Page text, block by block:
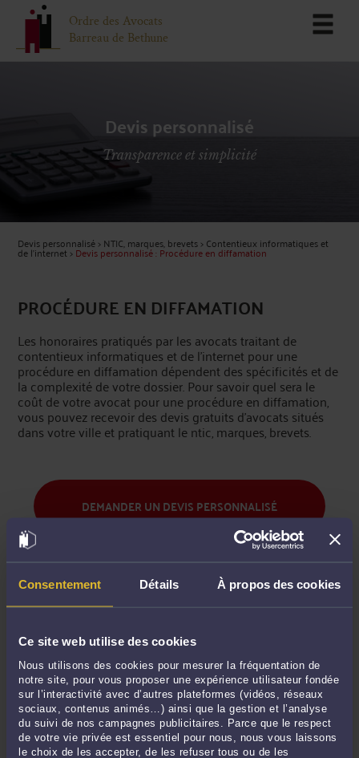
Consentement Détails À propos des cookies
Ce site web utilise des cookies
Nous utilisons des cookies pour mesurer la fréquentation de
notre site, pour vous proposer une expérience utilisateur fondée
sur l’interactivité avec d’autres plateformes (vidéos, réseaux
sociaux, contenus animés…) ainsi que la gestion et l’analyse
du suivi de nos campagnes publicitaires. Parce que le respect
de votre vie privée est essentiel pour nous, nous vous laissons
le choix de les accepter, de les refuser tous ou de les
Ordre des Avocats
Barreau de Bethune
Devis personnalisé
Transparence et simplicité
Devis personnalisé>NTIC, marques, brevets>Contentieux informatiques et
de l'internet>Devis personnalisé : Procédure en diffamation
PROCÉDURE EN DIFFAMATION
Les honoraires pratiqués par les avocats traitant de
contentieux informatiques et de l'internet pour une
procédure en diffamation dépendent des spécificités et de
la complexité de votre dossier. Pour savoir quel sera le
coût de votre avocat pour une procédure en diffamation,
vous pouvez recevoir des devis gratuits d’avocats situés
dans votre ville et pratiquant le ntic, marques, brevets.
DEMANDER UN DEVIS PERSONNALISÉ
COMMENT MARCHE CE SERVICE GRATUIT
DE DEVIS AVOCAT ?
Votre demande sera strictement envoyée aux seuls avocats près de
chez vous pratiquant le Droit de la propriété intellectuelle. Vous
pourrez recevoir jusqu'à 5 devis qui vous feront état des
prestations et du coût de l'avocat pour une procédure en
diffamation. Ensuite, libre à vous de contacter l'avocat de votre
choix, en toute confidentialité.